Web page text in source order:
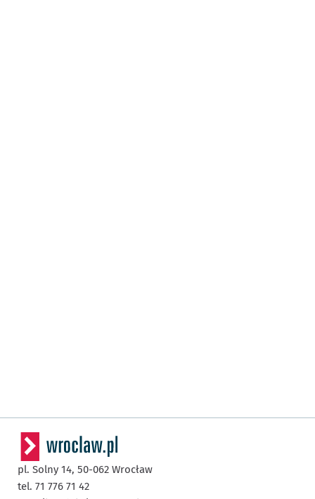
pl. Solny 14, 50-062 Wrocław
tel. 71 776 71 42